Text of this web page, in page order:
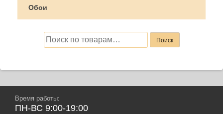
Обои
Искать: Поиск
Время работы:
ПН-ВС 9:00-19:00